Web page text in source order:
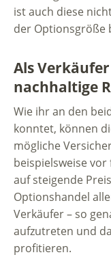
ist auch diese
der Optionsgröße
Als
nachhaltige
Wie ihr an den
konntet, können
mögliche
beispielsweise
auf steigende
Optionshandel
Verkäufer – so
aufzutreten und
profitieren.